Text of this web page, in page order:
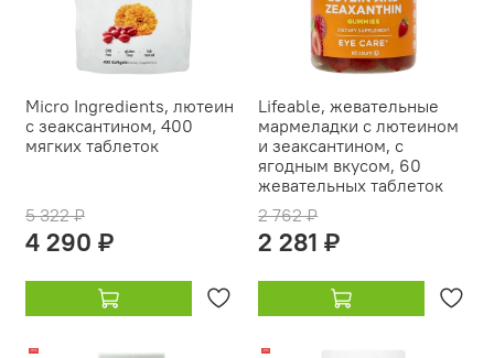
Micro Ingredients, лютеин
с зеаксантином, 400
мягких таблеток
5 322 ₽
4 290 ₽
Lifeable, жевательные
мармеладки с лютеином
и зеаксантином, с
ягодным вкусом, 60
жевательных таблеток
2 762 ₽
2 281 ₽
-18% -9%